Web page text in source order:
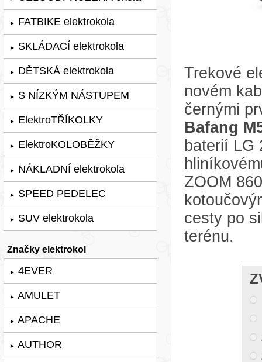
► FATBIKE elektrokola
► SKLÁDACÍ elektrokola
► DĚTSKÁ elektrokola
► S NÍZKÝM NÁSTUPEM
► ElektroTŘÍKOLKY
► ElektroKOLOBĚŽKY
► NÁKLADNÍ elektrokola
► SPEED PEDELEC
► SUV elektrokola
Značky elektrokol
► 4EVER
► AMULET
► APACHE
► AUTHOR
Trekové
novém
černými
Bafang
baterií LG
ZOOM
cesty po
terénu.